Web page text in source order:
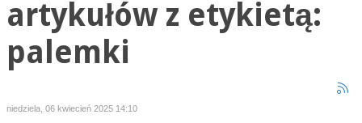
artykułów z etykietą:
palemki
niedziela, 06 kwiecień 2025 14:10